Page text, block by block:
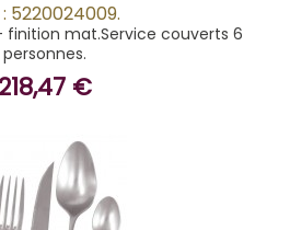
5220024009.
finition mat.Service couverts 6
personnes.
218,47 €